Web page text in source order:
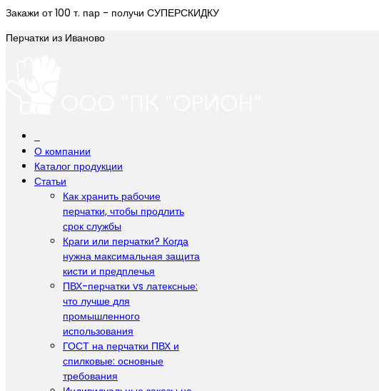
Закажи от 100 т. пар - получи СУПЕРСКИДКУ
Перчатки из Иваново
О компании
Каталог продукции
Статьи
Как хранить рабочие
перчатки, чтобы продлить
срок службы
Краги или перчатки? Когда
нужна максимальная защита
кисти и предплечья
ПВХ-перчатки vs латексные:
что лучше для
промышленного
использования
ГОСТ на перчатки ПВХ и
спилковые: основные
требования